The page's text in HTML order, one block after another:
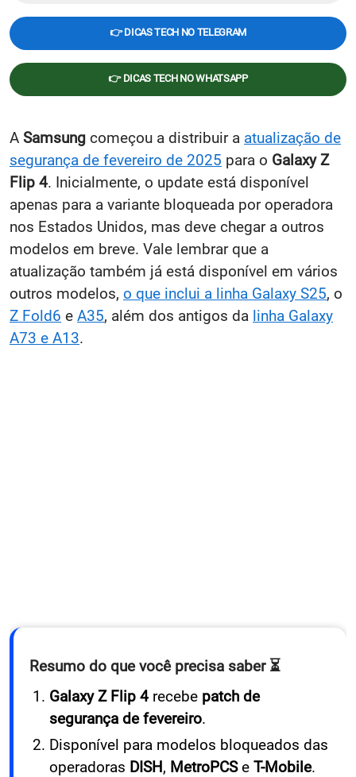
👉 DICAS TECH NO TELEGRAM
👉 DICAS TECH NO WHATSAPP
A Samsung começou a distribuir a atualização de
segurança de fevereiro de 2025 para o Galaxy Z
Flip 4. Inicialmente, o update está disponível
apenas para a variante bloqueada por operadora
nos Estados Unidos, mas deve chegar a outros
modelos em breve. Vale lembrar que a
atualização também já está disponível em vários
outros modelos, o que inclui a linha Galaxy S25, o
Z Fold6 e A35, além dos antigos da linha Galaxy
A73 e A13.
Resumo do que você precisa saber ⏳
Galaxy Z Flip 4 recebe patch de
segurança de fevereiro.
Disponível para modelos bloqueados das
operadoras DISH, MetroPCSe T-Mobile.